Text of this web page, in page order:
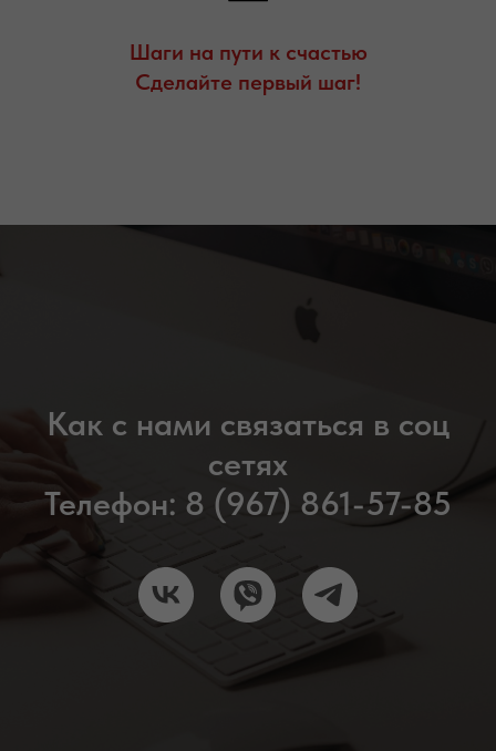
Шаги на пути к счастью
Сделайте первый шаг!
Как с нами связаться в соц
сетях
Телефон: 8 (967) 861-57-85